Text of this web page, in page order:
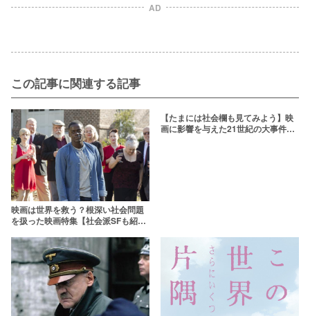
AD
この記事に関連する記事
映画は世界を救う？根深い社会問題
を扱った映画特集【社会派SFも紹
【たまには社会欄も見てみよう】映
画に影響を与えた21世紀の大事件た